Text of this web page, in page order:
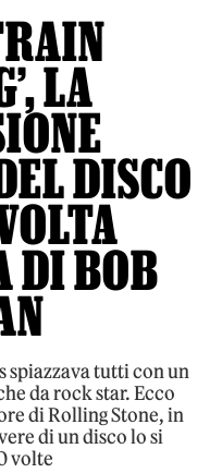
LA
DISCO
DI BOB
spiazzava tutti con un
da rock star. Ecco
di Rolling Stone, in
di un disco lo si
volte